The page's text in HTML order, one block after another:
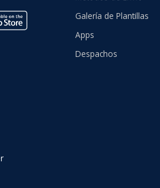
Galería de Plantillas
Apps
Despachos